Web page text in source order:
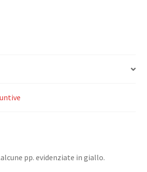
pp. evidenziate in giallo.